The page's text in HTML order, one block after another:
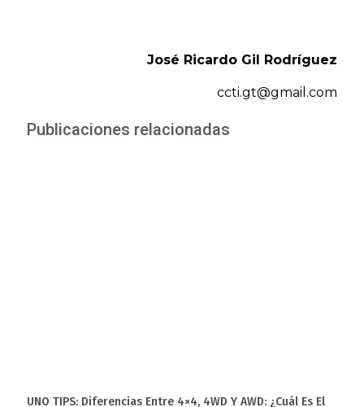
José Ricardo Gil Rodríguez
ccti.gt@gmail.com
Publicaciones relacionadas
UNO TIPS: Diferencias Entre 4×4, 4WD Y AWD: ¿Cuál Es El